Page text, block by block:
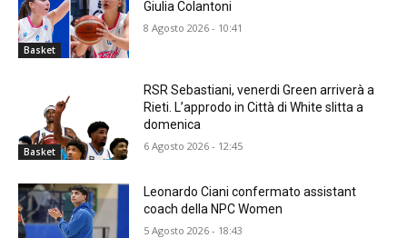
Basket
Giulia Colantoni
8 Agosto 2026 - 10:41
Basket
RSR Sebastiani, venerdi Green arriverà a
Rieti. L’approdo in Città di White slitta a
domenica
6 Agosto 2026 - 12:45
Leonardo Ciani confermato assistant
coach della NPC Women
5 Agosto 2026 - 18:43